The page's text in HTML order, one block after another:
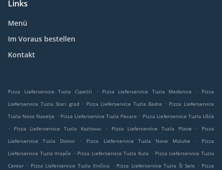
Links
Menü
Im Voraus bestellen
Kontakt
Pizza Lieferservice Tuzla Cipelići . Pizza Lieferservice Tuzla Medenice .
Pizza
Lieferservice Tuzla Stari grad . Pizza Lieferservice Tuzla Badre . Pizza Lieferservice
Tuzla Novo Naselje . Pizza Lieferservice Tuzla Pecara . Pizza Lieferservice Tuzla Ušće
.
Pizza Lieferservice Tuzla Kozlovac . Pizza Lieferservice Tuzla Plane .
Pizza
Lieferservice Tuzla Dolovi
. Pizza Lieferservice Tuzla Nove Moluhe .
Pizza
Lieferservice Tuzla Vrapče . Pizza Lieferservice Tuzla Kula . Pizza Lieferservice Tuzla
Centar . Pizza Lieferservice Tuzla Ilinčica . Pizza Lieferservice Tuzla Ši Selo . Pizza